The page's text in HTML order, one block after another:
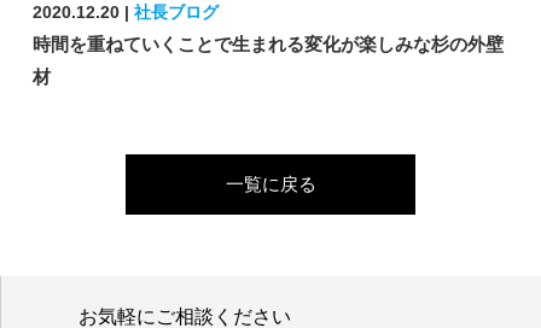
2020.12.20 社長ブログ
時間を重ねていくことで生まれる変化が楽しみな杉の外壁
材
一覧に戻る
お気軽にご相談ください